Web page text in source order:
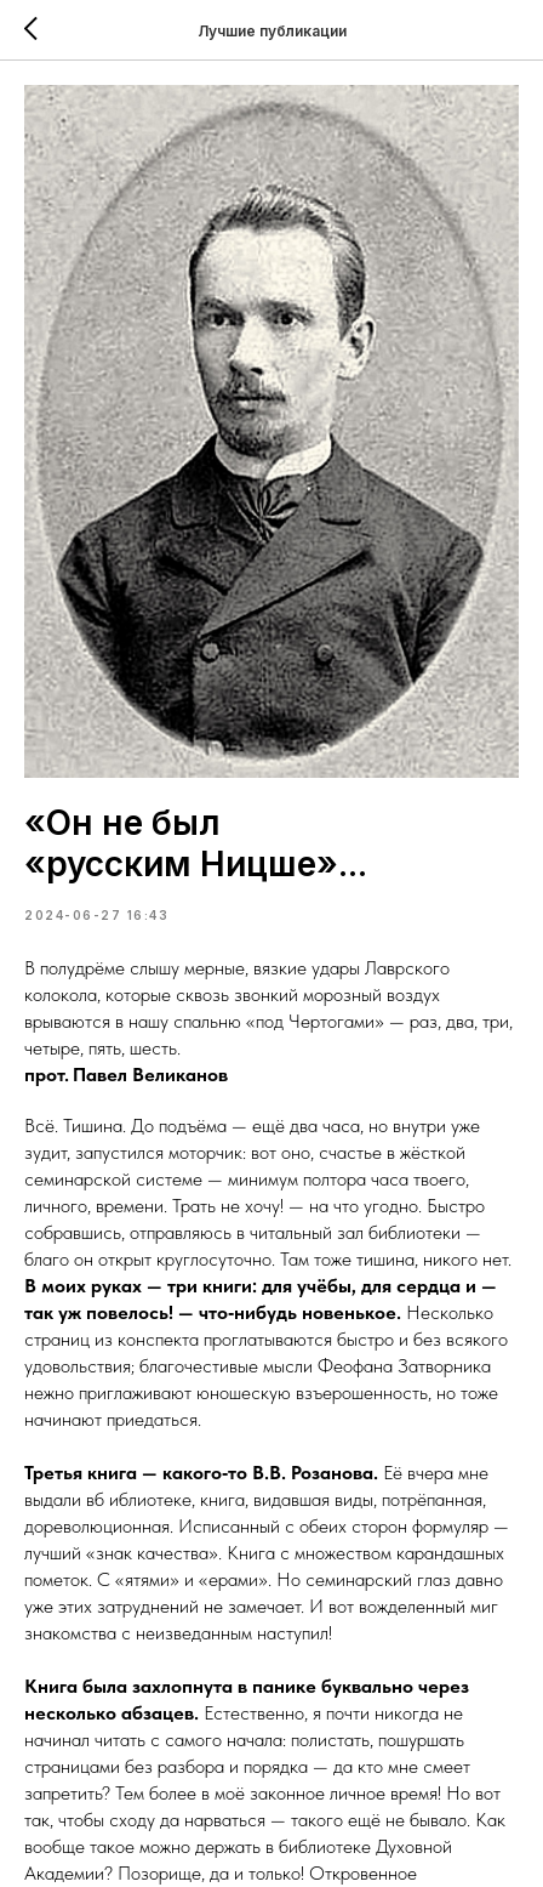
Лучшие публикации
«Он не был
«русским Ницше»...
2024-06-27 16:43
В полудрёме слышу мерные, вязкие удары Лаврского
колокола, которые сквозь звонкий морозный воздух
врываются в нашу спальню «под Чертогами» — раз, два, три,
четыре, пять, шесть.
прот. Павел Великанов
Всё. Тишина. До подъёма — ещё два часа, но внутри уже
зудит, запустился моторчик: вот оно, счастье в жёсткой
семинарской системе — минимум полтора часа твоего,
личного, времени. Трать не хочу! — на что угодно. Быстро
собравшись, отправляюсь в читальный зал библиотеки —
благо он открыт круглосуточно. Там тоже тишина, никого нет.
В моих руках — три книги: для учёбы, для сердца и —
так уж повелось! — что‑нибудь новенькое. Несколько
страниц из конспекта проглатываются быстро и без всякого
удовольствия; благочестивые мысли Феофана Затворника
нежно приглаживают юношескую взъерошенность, но тоже
начинают приедаться.
Третья книга — какого‑то В.В. Розанова. Её вчера мне
выдали вб иблиотеке, книга, видавшая виды, потрёпанная,
дореволюционная. Исписанный с обеих сторон формуляр —
лучший «знак ка­чест­ва». Книга с множеством карандашных
пометок. С «ятями» и «ерами». Но семинарский глаз давно
уже этих затруднений не замечает. И вот вожделенный миг
знакомства с неизведанным наступил!
Книга была захлопнута в панике буквально через
несколько абзацев. Естественно, я почти никогда не
начинал читать с самого начала: полистать, пошуршать
страницами без разбора и порядка — да кто мне смеет
запретить? Тем более в моё законное личное время! Но вот
так, чтобы сходу да нарваться — такого ещё не бывало. Как
вообще такое можно держать в библиотеке Духовной
Академии? Позорище, да и только! Откровенное